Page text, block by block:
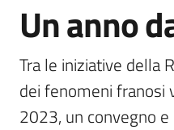
Suoli
Salta al contenuto
Un anno
Tra le iniziative della
dei fenomeni franosi
2023, un convegno